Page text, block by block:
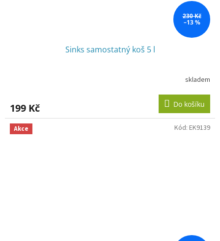
230 Kč
–13 %
Sinks samostatný koš 5 l
skladem
199 Kč Do košíku
Akce Kód: EK9139